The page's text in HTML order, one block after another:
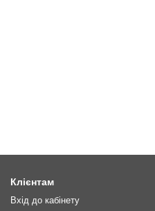
Клієнтам
Вхід до кабінету